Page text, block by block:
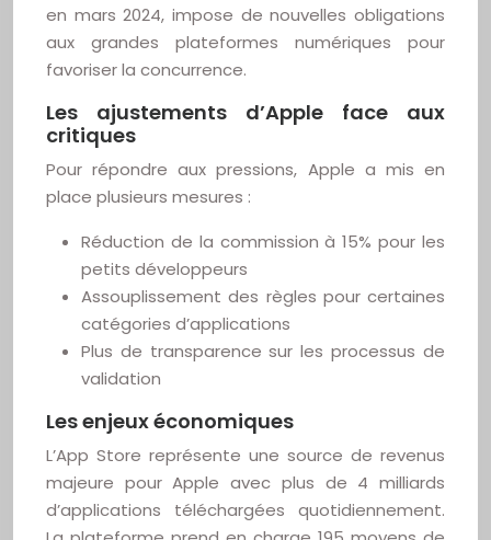
en mars 2024, impose de nouvelles obligations
aux grandes plateformes numériques pour
favoriser la concurrence.
Les ajustements d’Apple face aux
critiques
Pour répondre aux pressions, Apple a mis en
place plusieurs mesures :
Réduction de la commission à 15% pour les
petits développeurs
Assouplissement des règles pour certaines
catégories d’applications
Plus de transparence sur les processus de
validation
Les enjeux économiques
L’App Store représente une source de revenus
majeure pour Apple avec plus de 4 milliards
d’applications téléchargées quotidiennement.